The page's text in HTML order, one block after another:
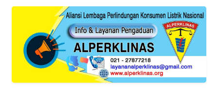
GARONGGANG
FISUELRI
ID
ENERGI